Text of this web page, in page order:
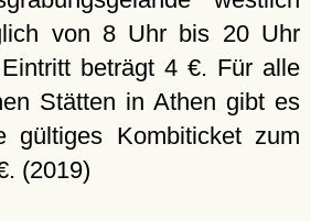
von 8 Uhr bis 20 Uhr
beträgt 4 €. Für alle
Stätten in Athen gibt es
gültiges Kombiticket zum
(2019)